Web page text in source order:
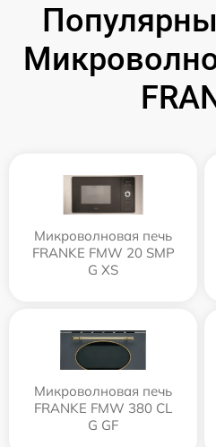
Микроволновая печь
FRANKE FMW 20 SMP
G XS
Микроволновая печь
FRANKE FMW 380 CL
G GF